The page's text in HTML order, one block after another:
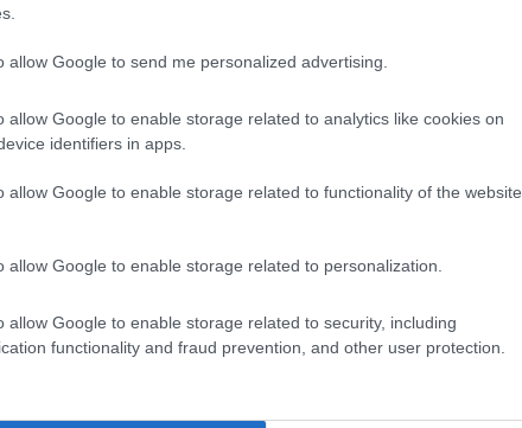
allow Google to send me personalized advertising.
allow Google to enable storage related to analytics like cookies on
identifiers in apps.
allow Google to enable storage related to functionality of the website
allow Google to enable storage related to personalization.
allow Google to enable storage related to security, including
functionality and fraud prevention, and other user protection.
di GalluraOggi.it
news daGoogle News